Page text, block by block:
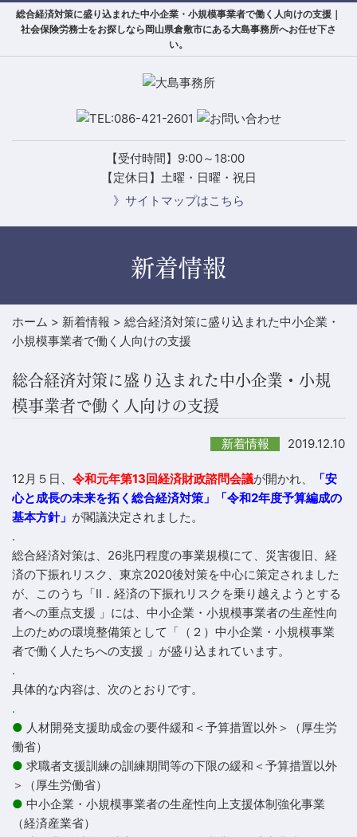
総合経済対策に盛り込まれた中小企業・小規模事業者で働く人向けの支援｜
社会保険労務士をお探しなら岡山県倉敷市にある大島事務所へお任せ下さ
い。
【受付時間】9:00～18:00
【定休日】土曜・日曜・祝日
》サイトマップはこちら
新着情報
ホーム > 新着情報 > 総合経済対策に盛り込まれた中小企業・
小規模事業者で働く人向けの支援
総合経済対策に盛り込まれた中小企業・小規
模事業者で働く人向けの支援
新着情報 2019.12.10
12月５日、 令和元年第13回経済財政諮問会議が開かれ、
「安
心と成長の未来を拓く総合経済対策」「令和2年度予算編成の
基本方針」 が閣議決定されました。
.
総合経済対策は、26兆円程度の事業規模にて、災害復旧、経
済の下振れリスク、東京2020後対策を中心に策定されました
が、このうち「Ⅱ．経済の下振れリスクを乗り越えようとする
者への重点支援 」には、中小企業・小規模事業者の生産性向
上のための環境整備策として「（２）中小企業・小規模事業
者で働く人たちへの支援 」が盛り込まれています。
.
具体的な内容は、次のとおりです。
.
● 人材開発支援助成金の要件緩和＜予算措置以外＞（厚生労
働省）
● 求職者支援訓練の訓練期間等の下限の緩和＜予算措置以外
＞（厚生労働省）
● 中小企業・小規模事業者の生産性向上支援体制強化事業
（経済産業省）